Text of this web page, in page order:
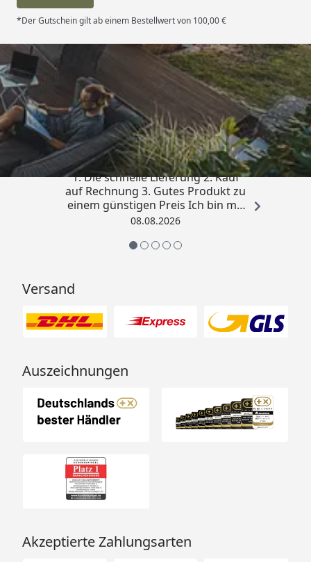
*Der Gutschein gilt ab einem Bestellwert von 100,00 €
Trusted Shops
4,81/ 5
„Besonders gut gefallen hat mir :
1. Die schnelle Lieferung 2. Kauf
auf Rechnung 3. Gutes Produkt zu
einem günstigen Preis Ich bin mit
der Kaufabwicklung sehr
08.08.2026
Versand
Auszeichnungen
Akzeptierte Zahlungsarten